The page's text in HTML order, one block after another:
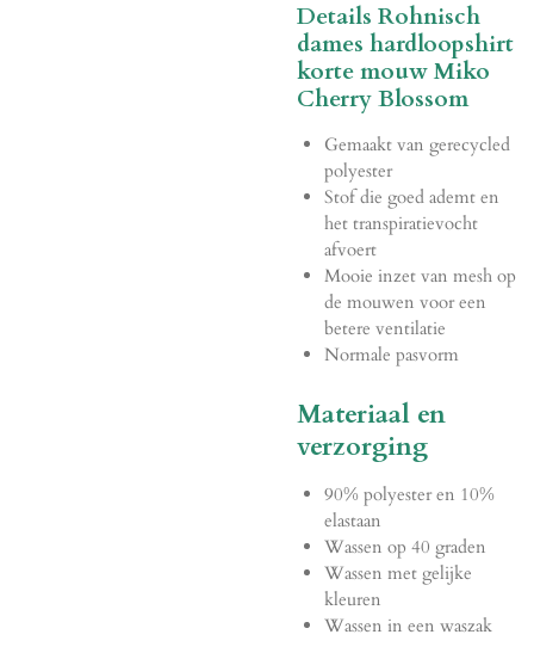
Details Rohnisch
dames hardloopshirt
korte mouw Miko
Cherry Blossom
Gemaakt van gerecycled
polyester
Stof die goed ademt en
het transpiratievocht
afvoert
Mooie inzet van mesh op
de mouwen voor een
betere ventilatie
Normale pasvorm
Materiaal en
verzorging
90% polyester en 10%
elastaan
Wassen op 40 graden
Wassen met gelijke
kleuren
Wassen in een waszak